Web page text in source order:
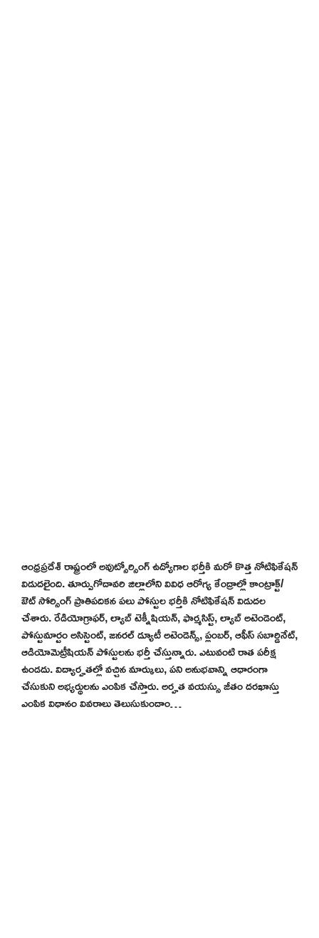
ఆంధ్రప్రదేశ్ రాష్ట్రంలో అవుట్సోర్సింగ్ ఉద్యోగాల భర్తీకి మరో కొత్త నోటిఫికేషన్
విడుదలైంది. తూర్పుగోదావరి జిల్లాలోని వివిధ ఆరోగ్య కేంద్రాల్లో కాంట్రాక్ట్/
ఔట్ సోర్సింగ్ ప్రాతిపదికన పలు పోస్టుల భర్తీకి నోటిఫికేషన్ విడుదల
చేశారు. రేడియోగ్రాఫర్, ల్యాబ్ టెక్నీషియన్, ఫార్మసిస్ట్, ల్యాబ్ అటెండెంట్,
పోస్టుమార్టం అసిస్టెంట్, జనరల్ డ్యూటీ అటెండెన్స్, ప్లంబర్, ఆఫీస్ సబార్డినేట్,
ఆడియోమెట్రీషియన్ పోస్టులను భర్తీ చేస్తున్నారు. ఎటువంటి రాత పరీక్ష
ఉండదు. విద్యార్హతల్లో వచ్చిన మార్కులు, పని అనుభవాన్ని ఆధారంగా
చేసుకుని అభ్యర్థులను ఎంపిక చేస్తారు. అర్హత వయస్సు జీతం దరఖాస్తు
ఎంపిక విధానం వివరాలు తెలుసుకుందాం…